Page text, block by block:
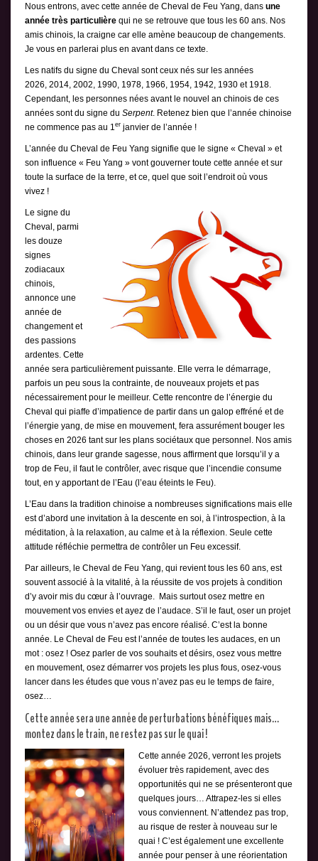
Nous entrons, avec cette année de Cheval de Feu Yang, dans une
année très particulière qui ne se retrouve que tous les 60 ans. Nos
amis chinois, la craigne car elle amène beaucoup de changements.
Je vous en parlerai plus en avant dans ce texte.
Les natifs du signe du Cheval sont ceux nés sur les années
2026, 2014, 2002, 1990, 1978, 1966, 1954, 1942, 1930 et 1918.
Cependant, les personnes nées avant le nouvel an chinois de ces
années sont du signe du Serpent. Retenez bien que l’année chinoise
ne commence pas au 1 er janvier de l’année !
L’année du Cheval de Feu Yang signifie que le signe « Cheval » et
son influence « Feu Yang » vont gouverner toute cette année et sur
toute la surface de la terre, et ce, quel que soit l’endroit où vous
vivez !
Le signe du
Cheval, parmi
les douze
signes
zodiacaux
chinois,
annonce une
année de
changement et
des passions
ardentes. Cette
année sera particulièrement puissante. Elle verra le démarrage,
parfois un peu sous la contrainte, de nouveaux projets et pas
nécessairement pour le meilleur. Cette rencontre de l’énergie du
Cheval qui piaffe d’impatience de partir dans un galop effréné et de
l’énergie yang, de mise en mouvement, fera assurément bouger les
choses en 2026 tant sur les plans sociétaux que personnel. Nos amis
chinois, dans leur grande sagesse, nous affirment que lorsqu’il y a
trop de Feu, il faut le contrôler, avec risque que l’incendie consume
tout, en y apportant de l’Eau (l’eau éteints le Feu).
L’Eau dans la tradition chinoise a nombreuses significations mais elle
est d’abord une invitation à la descente en soi, à l’introspection, à la
méditation, à la relaxation, au calme et à la réflexion. Seule cette
attitude réfléchie permettra de contrôler un Feu excessif.
Par ailleurs, le Cheval de Feu Yang, qui revient tous les 60 ans, est
souvent associé à la vitalité, à la réussite de vos projets à condition
d’y avoir mis du cœur à l’ouvrage. Mais surtout osez mettre en
mouvement vos envies et ayez de l’audace. S’il le faut, oser un projet
ou un désir que vous n’avez pas encore réalisé. C’est la bonne
année. Le Cheval de Feu est l’année de toutes les audaces, en un
mot : osez ! Osez parler de vos souhaits et désirs, osez vous mettre
en mouvement, osez démarrer vos projets les plus fous, osez-vous
lancer dans les études que vous n’avez pas eu le temps de faire,
osez…
Cette année sera une année de perturbations bénéfiques mais…
montez dans le train, ne restez pas sur le quai !
Cette année 2026, verront les projets
évoluer très rapidement, avec des
opportunités qui ne se présenteront que
quelques jours… Attrapez-les si elles
vous conviennent. N’attendez pas trop,
au risque de rester à nouveau sur le
quai ! C’est également une excellente
année pour penser à une réorientation